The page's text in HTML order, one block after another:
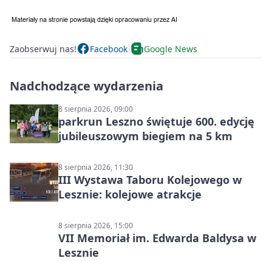
Zaobserwuj nas! Facebook Google News
Nadchodzące wydarzenia
8 sierpnia 2026, 09:00
parkrun Leszno świętuje 600. edycję
jubileuszowym biegiem na 5 km
8 sierpnia 2026, 11:30
III Wystawa Taboru Kolejowego w
Lesznie: kolejowe atrakcje
8 sierpnia 2026, 15:00
VII Memoriał im. Edwarda Baldysa w
Lesznie